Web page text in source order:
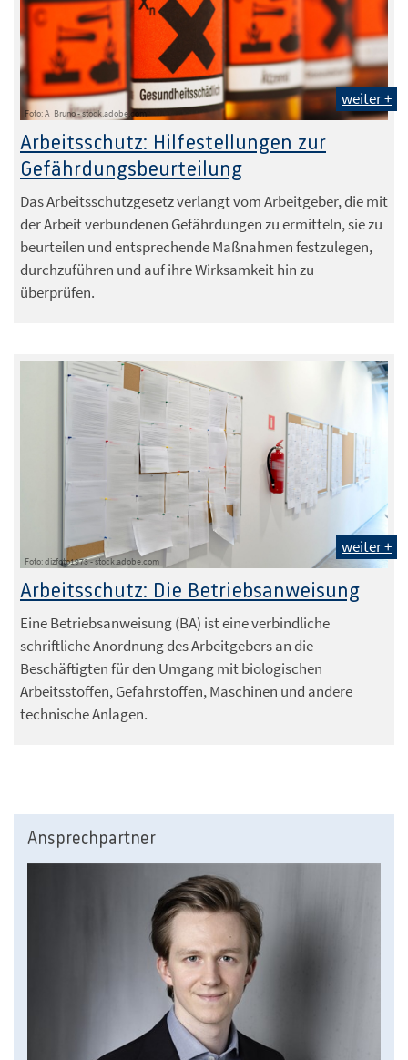
Foto: A_Bruno - stock.adobe.com
weiter +
Arbeitsschutz: Hilfestellungen zur
Gefährdungsbeurteilung
Das Arbeitsschutzgesetz verlangt vom Arbeitgeber, die mit
der Arbeit verbundenen Gefährdungen zu ermitteln, sie zu
beurteilen und entsprechende Maßnahmen festzulegen,
durchzuführen und auf ihre Wirksamkeit hin zu
überprüfen.
Foto: dizfoto1973 - stock.adobe.com
weiter +
Arbeitsschutz: Die Betriebsanweisung
Eine Betriebsanweisung (BA) ist eine verbindliche
schriftliche Anordnung des Arbeitgebers an die
Beschäftigten für den Umgang mit biologischen
Arbeitsstoffen, Gefahrstoffen, Maschinen und andere
technische Anlagen.
Ansprechpartner